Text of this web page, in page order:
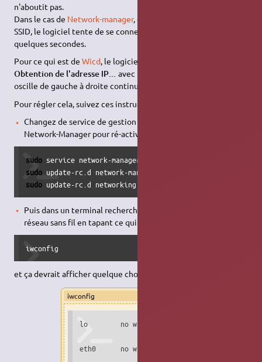
n'aboutit pas.
Dans le cas de Network-manager, dès que vous cliquez sur le
SSID, le logiciel tente de se connecter, puis s'arrête au bout de
quelques secondes.
Pour ce qui est deWicd, le logiciel gèle sur l'étape de
Obtention de l'adresse IP… avec la barre de progression qui
oscille de gauche à droite continuellement.
Pour régler cela, suivez ces instructions :
Changez de service de gestion réseau en "arrêtant"
Network-Manager pour ré-activer networking :
sudo service network-manager stop
sudo
sudo update-rc.d networking defaults
Puis dans un terminal rechercher le nom de votre carte
réseau sans fil en tapant ce qui suit :
iwconfig
et ça devrait afficher quelque chose comme cela:
iwconfig
lo        no wireless extensions.
eth0      no wireless extensions.